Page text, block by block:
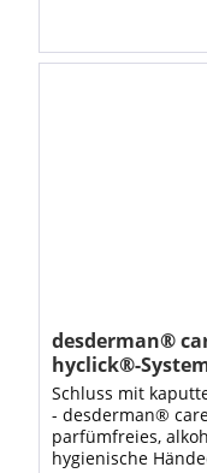
desderman®
hyclick®-
Schluss mit
- desderman®
parfümfreies,
hygienische